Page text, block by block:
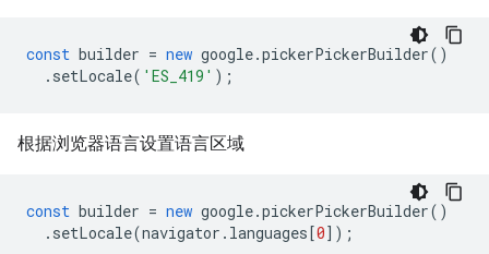
const builder = new google.pickerPickerBuilder()
. setLocale( 'ES_419' );
根据浏览器语言设置语言区域
const builder = new google.pickerPickerBuilder()
. setLocale(navigator . languages[0]);